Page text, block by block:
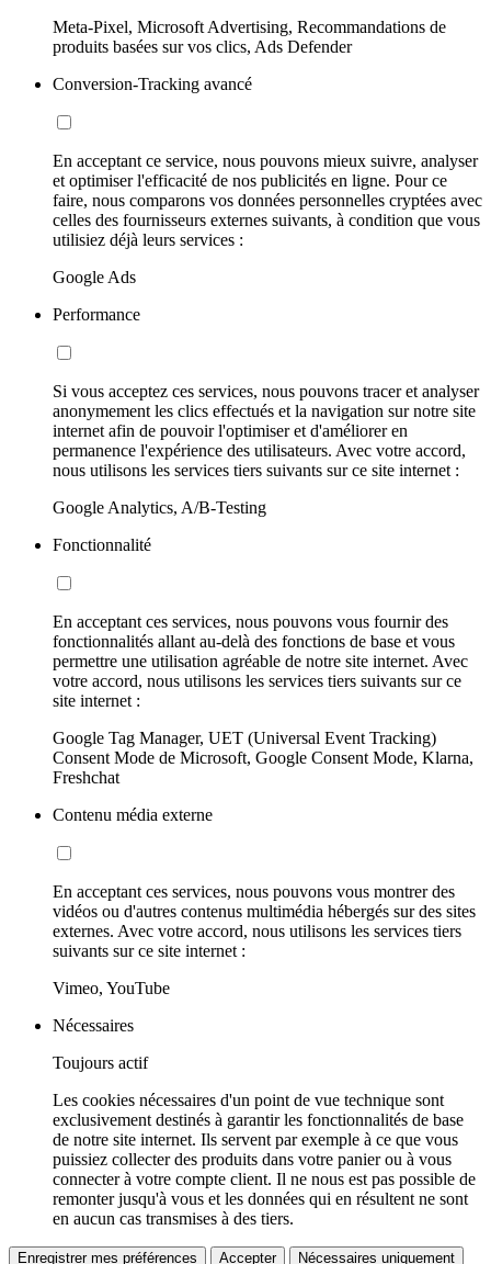
Meta-Pixel, Microsoft Advertising, Recommandations de
produits basées sur vos clics, Ads Defender
Conversion-Tracking avancé
En acceptant ce service, nous pouvons mieux suivre, analyser
et optimiser l'efficacité de nos publicités en ligne. Pour ce
faire, nous comparons vos données personnelles cryptées avec
celles des fournisseurs externes suivants, à condition que vous
utilisiez déjà leurs services :
Google Ads
Performance
Si vous acceptez ces services, nous pouvons tracer et analyser
anonymement les clics effectués et la navigation sur notre site
internet afin de pouvoir l'optimiser et d'améliorer en
permanence l'expérience des utilisateurs. Avec votre accord,
nous utilisons les services tiers suivants sur ce site internet :
Google Analytics, A/B-Testing
Fonctionnalité
En acceptant ces services, nous pouvons vous fournir des
fonctionnalités allant au-delà des fonctions de base et vous
permettre une utilisation agréable de notre site internet. Avec
votre accord, nous utilisons les services tiers suivants sur ce
site internet :
Google Tag Manager, UET (Universal Event Tracking)
Consent Mode de Microsoft, Google Consent Mode, Klarna,
Freshchat
Contenu média externe
En acceptant ces services, nous pouvons vous montrer des
vidéos ou d'autres contenus multimédia hébergés sur des sites
externes. Avec votre accord, nous utilisons les services tiers
suivants sur ce site internet :
Vimeo, YouTube
Nécessaires
Toujours actif
Les cookies nécessaires d'un point de vue technique sont
exclusivement destinés à garantir les fonctionnalités de base
de notre site internet. Ils servent par exemple à ce que vous
puissiez collecter des produits dans votre panier ou à vous
connecter à votre compte client. Il ne nous est pas possible de
remonter jusqu'à vous et les données qui en résultent ne sont
en aucun cas transmises à des tiers.
Enregistrer mes préférences Accepter Nécessaires uniquement